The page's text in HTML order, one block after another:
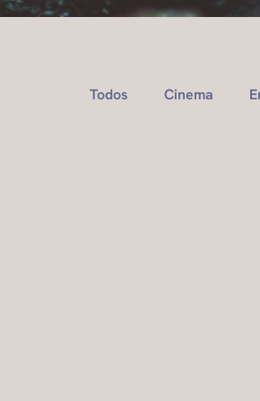
Todos Cinema